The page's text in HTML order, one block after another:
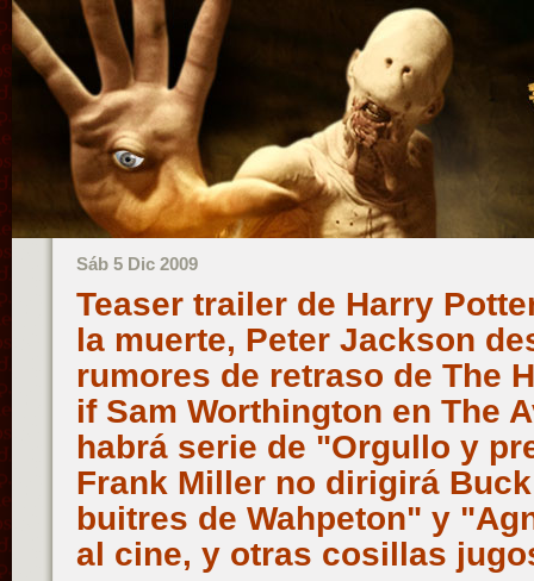
Sáb 5 Dic 2009
Teaser trailer de Harry
la muerte, Peter Jackson
rumores de retraso de The
if Sam Worthington en The
habrá serie de "Orgullo y
Frank Miller no dirigirá
buitres de Wahpeton" y
al cine, y otras cosillas